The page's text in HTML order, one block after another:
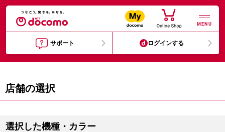
MENU
サポート ログインする
店舗の選択
選択した機種・カラー